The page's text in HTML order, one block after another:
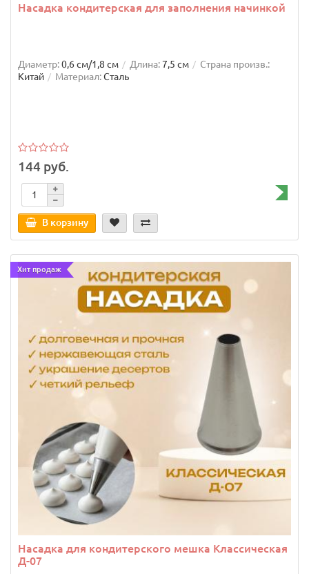
Насадка кондитерская для заполнения начинкой
Диаметр:0,6 см/1,8 см Длина:7,5 см
Страна произв.:
Китай
Материал:Сталь
144 руб.
В корзину
Хит продаж
Насадка для кондитерского мешка Классическая
Д-07